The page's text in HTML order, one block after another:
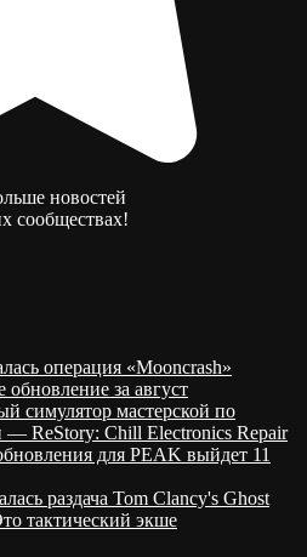
новостей
сообществах!
операция «Mooncrash»
за август
симулятор мастерской по
— ReStory: Chill Electronics Repair
для PEAK выйдет 11
раздача Tom Clancy's Ghost
тактический экше